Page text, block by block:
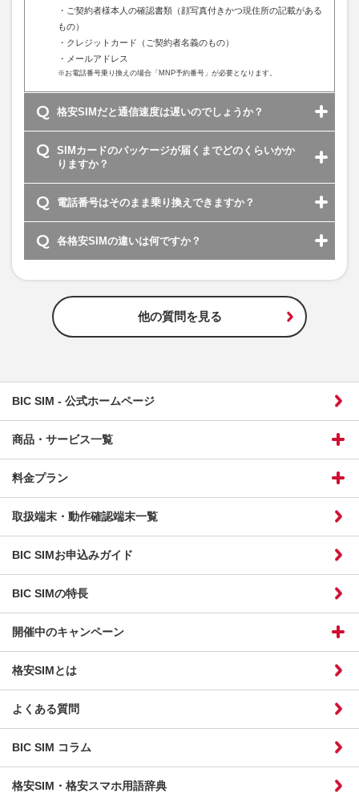
・ご契約者様本人の確認書類（顔写真付きかつ現住所の記載がある
もの）
・クレジットカード（ご契約者名義のもの）
・メールアドレス
※お電話番号乗り換えの場合「MNP予約番号」が必要となります。
格安SIMだと通信速度は遅いのでしょうか？
SIMカードのパッケージが届くまでどのくらいかか
りますか？
電話番号はそのまま乗り換えできますか？
各格安SIMの違いは何ですか？
他の質問を見る
BIC SIM - 公式ホームページ
商品・サービス一覧
料金プラン
取扱端末・動作確認端末一覧
BIC SIMお申込みガイド
BIC SIMの特長
開催中のキャンペーン
格安SIMとは
よくある質問
BIC SIM コラム
格安SIM・格安スマホ用語辞典